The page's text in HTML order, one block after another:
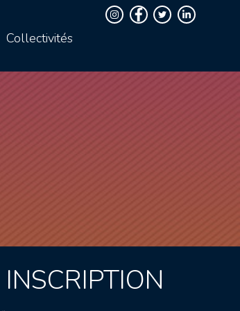
Collectivités
INSCRIPTION